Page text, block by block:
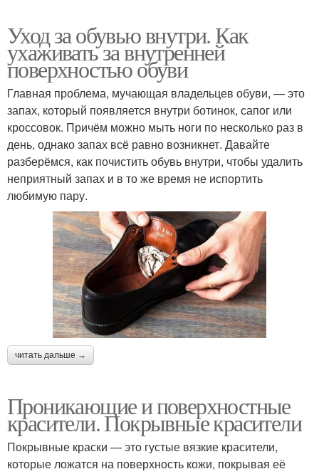
Уход за обувью внутри. Как
ухаживать за внутренней
поверхностью обуви
Главная проблема, мучающая владельцев обуви, — это
запах, который появляется внутри ботинок, сапог или
кроссовок. Причём можно мыть ноги по несколько раз в
день, однако запах всё равно возникнет. Давайте
разберёмся, как почистить обувь внутри, чтобы удалить
неприятный запах и в то же время не испортить
любимую пару.
читать дальше →
Проникающие и поверхностные
красители. Покрывные красители
Покрывные краски — это густые вязкие красители,
которые ложатся на поверхность кожи, покрывая её